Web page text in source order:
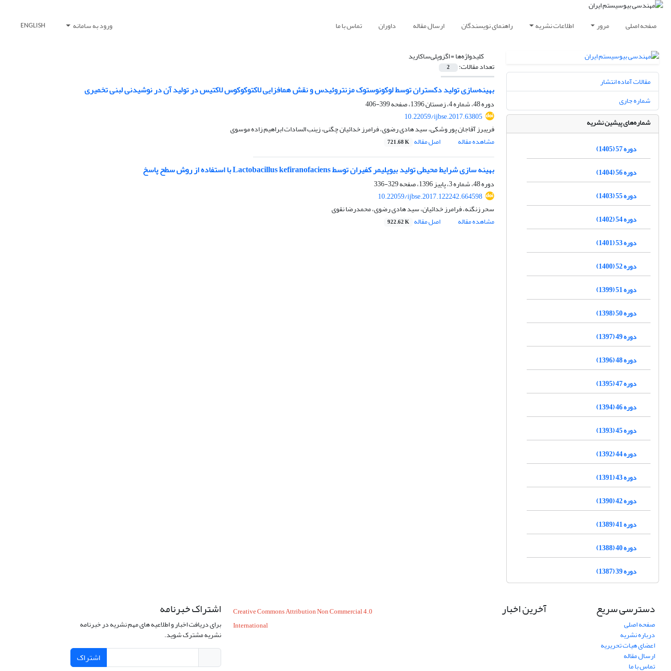
صفحه اصلی مرور اطلاعات نشریه راهنمای نویسندگان ارسال مقاله داوران تماس با ما ورود به سامانه ENGLISH
کلیدواژه‌ها =اگزوپلی‌ساکارید
تعداد مقالات: 2
بهینه‌سازی تولید دکستران توسط لوکونوستوک مزنتروئیدس و نقش هم‎افزایی لاکتوکوکوس لاکتیس در تولید آن در نوشیدنی لبنی تخمیری
دوره 48، شماره 4، زمستان 1396، صفحه
399-406
10.22059/ijbse.2017.63805
فریبرز آقاجان پور وشکی، سید هادی رضوی، فرامرز خدائیان چگنی، زینب السادات ابراهیم زاده موسوی
مشاهده مقاله
اصل مقاله 721.68 K
بهینه سازی شرایط محیطی تولید بیوپلیمر کفیران توسط Lactobacillus kefiranofaciens با استفاده از روش سطح پاسخ
دوره 48، شماره 3، پاییز 1396، صفحه
329-336
10.22059/ijbse.2017.122242.664598
سحر زنگنه، فرامرز خدائیان، سید هادی رضوی، محمدرضا نقوی
مشاهده مقاله
اصل مقاله 922.62 K
مقالات آماده انتشار
شماره جاری
شماره‌های پیشین نشریه
دوره 57 (1405)
دوره 56 (1404)
دوره 55 (1403)
دوره 54 (1402)
دوره 53 (1401)
دوره 52 (1400)
دوره 51 (1399)
دوره 50 (1398)
دوره 49 (1397)
دوره 48 (1396)
دوره 47 (1395)
دوره 46 (1394)
دوره 45 (1393)
دوره 44 (1392)
دوره 43 (1391)
دوره 42 (1390)
دوره 41 (1389)
دوره 40 (1388)
دوره 39 (1387)
دسترسی سریع
صفحه اصلی
درباره نشریه
اعضای هیات تحریریه
ارسال مقاله
تماس با ما
آخرین اخبار
Creative Commons Attribution Non Commercial 4.0
International
اشتراک خبرنامه
برای دریافت اخبار و اطلاعیه های مهم نشریه در خبرنامه
نشریه مشترک شوید.
اشتراک